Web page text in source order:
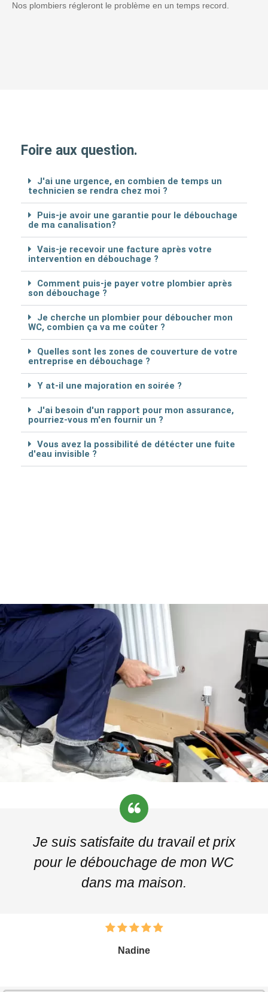
Nos plombiers régleront le problème en un temps record.
Foire aux question.
J'ai une urgence, en combien de temps un
technicien se rendra chez moi ?
Puis-je avoir une garantie pour le débouchage
de ma canalisation?
Vais-je recevoir une facture après votre
intervention en débouchage ?
Comment puis-je payer votre plombier après
son débouchage ?
Je cherche un plombier pour déboucher mon
WC, combien ça va me coûter ?
Quelles sont les zones de couverture de votre
entreprise en débouchage ?
Y at-il une majoration en soirée ?
J'ai besoin d'un rapport pour mon assurance,
pourriez-vous m'en fournir un ?
Vous avez la possibilité de détécter une fuite
d'eau invisible ?
Je suis satisfaite du travail et prix
pour le débouchage de mon WC
dans ma maison.
Nadine